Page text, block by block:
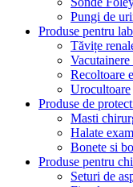
Pungi de
Produse pentru
Tăvițe
Recoltoare
Urocultoare
Produse de
Masti
Halate
Bonete si
Produse pentru
Seturi de